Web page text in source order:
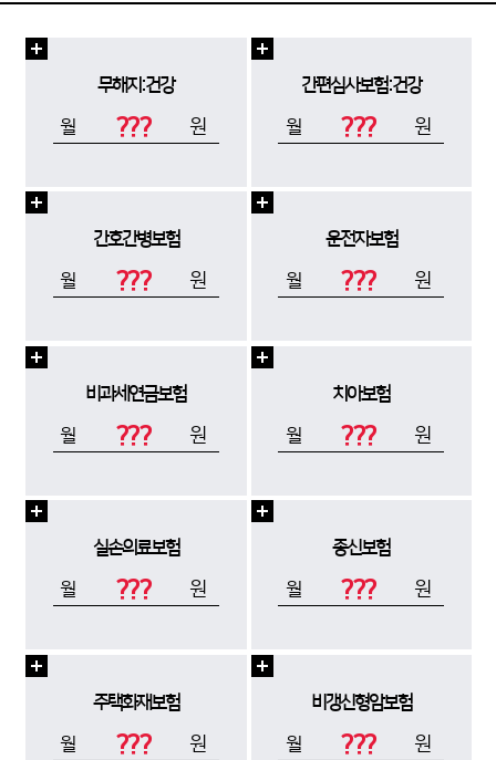
무해지:건강
월 ??? 원
간편심사보험:건강
월 ??? 원
간호간병보험
월 ??? 원
운전자보험
월 ??? 원
비과세연금보험
월 ??? 원
치아보험
월 ??? 원
실손의료보험
월 ??? 원
종신보험
월 ??? 원
주택화재보험
월 ??? 원
비갱신형암보험
월 ??? 원